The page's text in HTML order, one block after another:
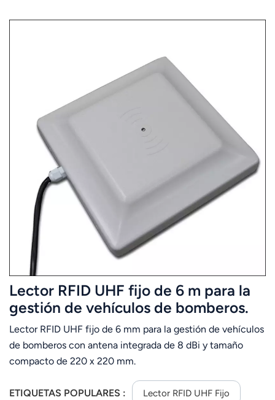
Lector RFID UHF fijo de 6 m para la
gestión de vehículos de bomberos.
Lector RFID UHF fijo de 6 mm para la gestión de vehículos
de bomberos con antena integrada de 8 dBi y tamaño
compacto de 220 x 220 mm.
ETIQUETAS POPULARES : Lector RFID UHF Fijo